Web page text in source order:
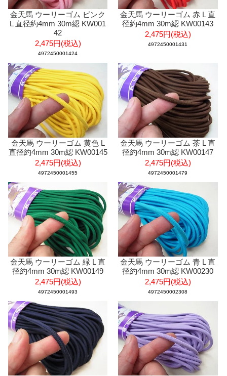
金天馬 ウーリーゴム ピンク
L 直径約4mm 30m綛 KW001
42
2,475円(税込)
4972450001424
金天馬 ウーリーゴム 赤 L 直
径約4mm 30m綛 KW00143
2,475円(税込)
4972450001431
金天馬 ウーリーゴム 黄色 L
直径約4mm 30m綛 KW00145
2,475円(税込)
4972450001455
金天馬 ウーリーゴム 茶 L 直
径約4mm 30m綛 KW00147
2,475円(税込)
4972450001479
金天馬 ウーリーゴム 緑 L 直
径約4mm 30m綛 KW00149
2,475円(税込)
4972450001493
金天馬 ウーリーゴム 青 L 直
径約4mm 30m綛 KW00230
2,475円(税込)
4972450002308